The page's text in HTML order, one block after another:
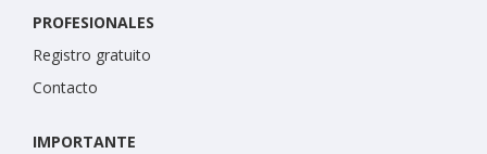
PROFESIONALES
Registro gratuito
Contacto
IMPORTANTE